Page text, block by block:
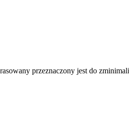
przeznaczony jest do